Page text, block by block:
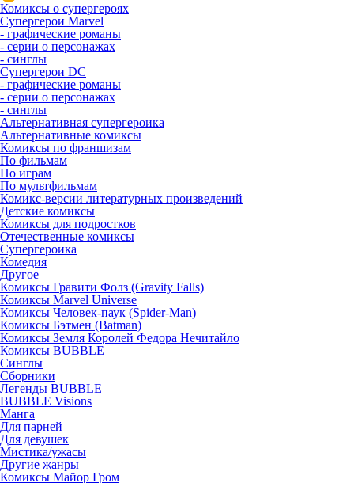
Комиксы о супергероях
Супергерои Marvel
- графические романы
- серии о персонажах
- синглы
Супергерои DC
- графические романы
- серии о персонажах
- синглы
Альтернативная супергероика
Альтернативные комиксы
Комиксы по франшизам
По фильмам
По играм
По мультфильмам
Комикс-версии литературных произведений
Детские комиксы
Комиксы для подростков
Отечественные комиксы
Супергероика
Комедия
Другое
Комиксы Гравити Фолз (Gravity Falls)
Комиксы Marvel Universe
Комиксы Человек-паук (Spider-Man)
Комиксы Бэтмен (Batman)
Комиксы Земля Королей Федора Нечитайло
Комиксы BUBBLE
Синглы
Сборники
Легенды BUBBLE
BUBBLE Visions
Манга
Для парней
Для девушек
Мистика/ужасы
Другие жанры
Комиксы Майор Гром